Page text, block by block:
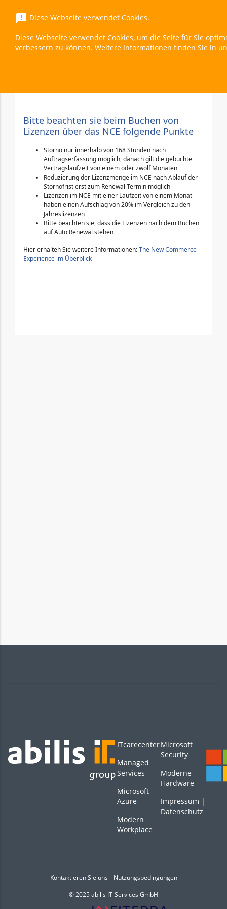
menu
D365 - Dynamics 365 Customer Voice
Bitte beachten sie beim Buchen von
Lizenzen über das NCE folgende Punkte
Storno nur innerhalb von 168 Stunden nach
Auftragserfassung möglich, danach gilt die gebuchte
Vertragslaufzeit von einem oder zwölf Monaten
Reduzierung der Lizenzmenge im NCE nach Ablauf der
Stornofrist erst zum Renewal Termin möglich
Lizenzen im NCE mit einer Laufzeit von einem Monat
haben einen Aufschlag von 20% im Vergleich zu den
Jahreslizenzen
Bitte beachten sie, dass die Lizenzen nach dem Buchen
auf Auto Renewal stehen
Hier erhalten Sie weitere Informationen:The New Commerce
Experience im Überblick
ITcarecenter
Managed
Services
Microsoft
Azure
Modern
Workplace
Microsoft
Security
Moderne
Hardware
Impressum |
Datenschutz
Kontaktieren Sie uns
Nutzungsbedingungen
© 2025 abilis IT-Services GmbH
announcement Diese Webseite verwendet Cookies.
Diese Webseite verwendet Cookies, um die Seite für Sie
verbessern zu können. Weitere Informationen finden Sie in